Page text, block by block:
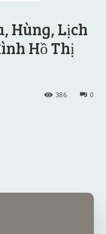
Hùng, Lịch
Hồ Thị
0
386